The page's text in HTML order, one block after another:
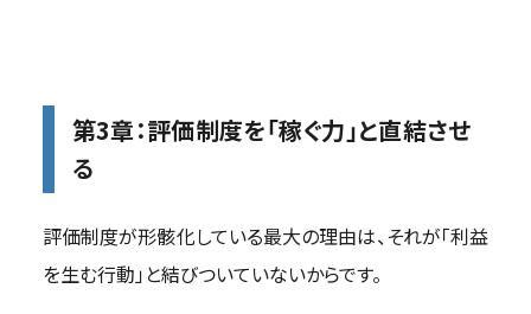
第3章：評価制度を「稼ぐ力」と直結させ
る
評価制度が形骸化している最大の理由は、それが「利益
を生む行動」と結びついていないからです。